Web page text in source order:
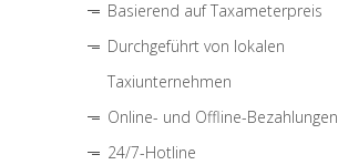
Basierend auf Taxameterpreis
Durchgeführt von lokalen
Taxiunternehmen
Online- und Offline-Bezahlungen
24/7-Hotline